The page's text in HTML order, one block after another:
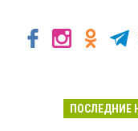
ПОСЛЕДНИЕ